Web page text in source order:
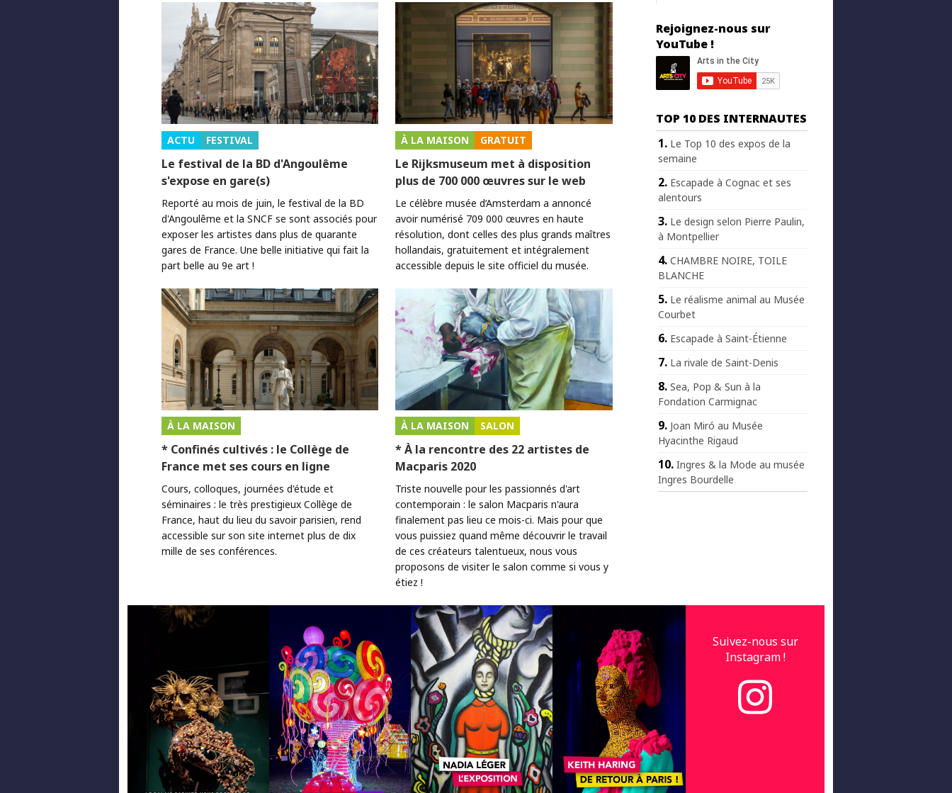
ACTU FESTIVAL
Le festival de la BD d'Angoulême
s'expose en gare(s)
Reporté au mois de juin, le festival de la BD
d'Angoulême et la SNCF se sont associés pour
exposer les artistes dans plus de quarante
gares de France. Une belle initiative qui fait la
part belle au 9e art !
À LA MAISON GRATUIT
Le Rijksmuseum met à disposition
plus de 700 000 œuvres sur le web
Le célèbre musée d’Amsterdam a annoncé
avoir numérisé 709 000 œuvres en haute
résolution, dont celles des plus grands maîtres
hollandais, gratuitement et intégralement
accessible depuis le site officiel du musée.
À LA MAISON
* Confinés cultivés : le Collège de
France met ses cours en ligne
Cours, colloques, journées d'étude et
séminaires : le très prestigieux Collège de
France, haut du lieu du savoir parisien, rend
accessible sur son site internet plus de dix
mille de ses conférences.
À LA MAISON SALON
* À la rencontre des 22 artistes de
Macparis 2020
Triste nouvelle pour les passionnés d'art
contemporain : le salon Macparis n'aura
finalement pas lieu ce mois-ci. Mais pour que
vous puissiez quand même découvrir le travail
de ces créateurs talentueux, nous vous
proposons de visiter le salon comme si vous y
étiez !
Rejoignez-nous sur
YouTube !
TOP 10 DES INTERNAUTES
Le Top 10 des expos de la
semaine
Escapade à Cognac et ses
alentours
Le design selon Pierre Paulin,
à Montpellier
CHAMBRE NOIRE, TOILE
BLANCHE
Le réalisme animal au Musée
Courbet
Escapade à Saint-Étienne
La rivale de Saint-Denis
Sea, Pop & Sun à la
Fondation Carmignac
Joan Miró au Musée
Hyacinthe Rigaud
Ingres & la Mode au musée
Ingres Bourdelle
Suivez-nous sur
Instagram !